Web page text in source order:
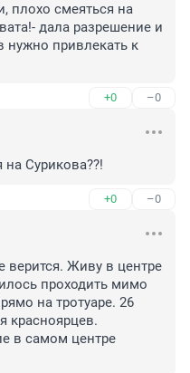
плохо смеяться на
дала разрешение и
нужно привлекать к
+0 –0
на Сурикова??!
+0 –0
Живу в центре
проходить мимо
на тротуаре. 26
красноярцев.
в самом центре